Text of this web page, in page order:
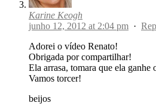
Karine Keogh
junho 12, 2012 at 2:04 pm ·
Adorei o vídeo Renato!
Obrigada por compartilhar!
Ela arrasa, tomara que ela ganhe
Vamos torcer!
beijos